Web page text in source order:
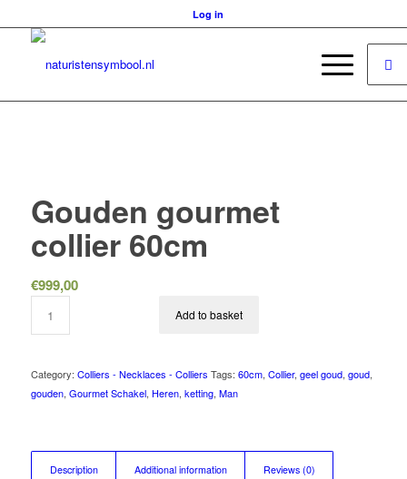
Log in
Gouden gourmet
collier 60cm
€999,00
Add to basket
Category: Colliers - Necklaces - Colliers Tags: 60cm, Collier, geel goud, goud,
gouden, Gourmet Schakel, Heren, ketting, Man
Description Additional information Reviews (0)